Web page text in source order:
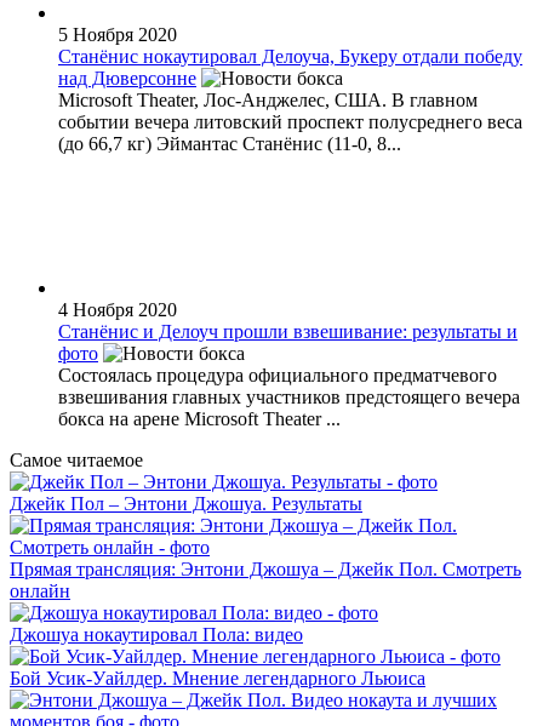
5 Ноября 2020
Станёнис нокаутировал Делоуча, Букеру отдали победу
над Дюверсонне
Microsoft Theater, Лос-Анджелес, США. В главном
событии вечера литовский проспект полусреднего веса
(до 66,7 кг) Эймантас Станёнис (11-0, 8...
4 Ноября 2020
Станёнис и Делоуч прошли взвешивание: результаты и
фото
Состоялась процедура официального предматчевого
взвешивания главных участников предстоящего вечера
бокса на арене Microsoft Theater ...
Самое читаемое
Джейк Пол – Энтони Джошуа. Результаты
Прямая трансляция: Энтони Джошуа – Джейк Пол. Смотреть
онлайн
Джошуа нокаутировал Пола: видео
Бой Усик-Уайлдер. Мнение легендарного Льюиса